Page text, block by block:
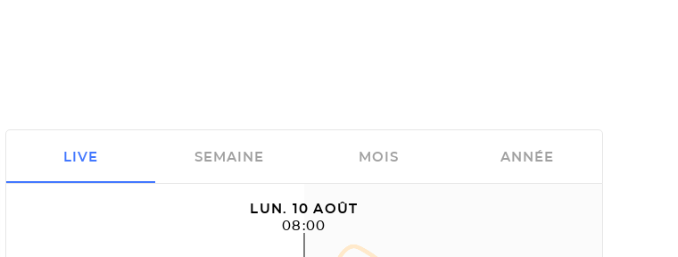
LUN. 10 AOÛT
08:00
LIVE SEMAINE MOIS ANNÉE